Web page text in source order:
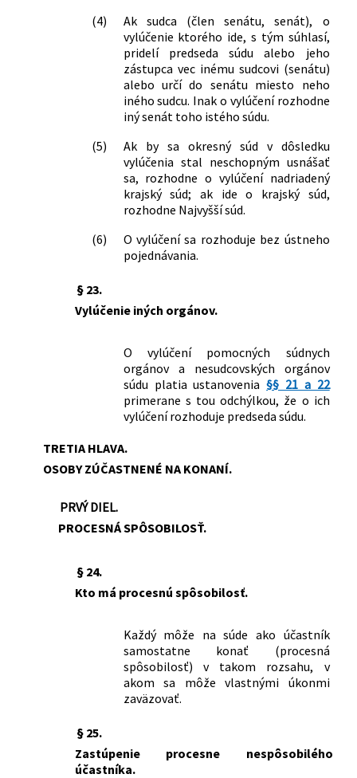
(4)
Ak sudca (člen senátu, senát), o
vylúčenie ktorého ide, s tým súhlasí,
pridelí predseda súdu alebo jeho
zástupca vec inému sudcovi (senátu)
alebo určí do senátu miesto neho
iného sudcu. Inak o vylúčení rozhodne
iný senát toho istého súdu.
(5)
Ak by sa okresný súd v dôsledku
vylúčenia stal neschopným usnášať
sa, rozhodne o vylúčení nadriadený
krajský súd; ak ide o krajský súd,
rozhodne Najvyšší súd.
(6)
O vylúčení sa rozhoduje bez ústneho
pojednávania.
§ 23.
Vylúčenie iných orgánov.
O vylúčení pomocných súdnych
orgánov a nesudcovských orgánov
súdu platia ustanovenia§§ 21 a 22
primerane s tou odchýlkou, že o ich
vylúčení rozhoduje predseda súdu.
TRETIA HLAVA.
OSOBY ZÚČASTNENÉ NA KONANÍ.
PRVÝ DIEL.
PROCESNÁ SPÔSOBILOSŤ.
§ 24.
Kto má procesnú spôsobilosť.
Každý môže na súde ako účastník
samostatne konať (procesná
spôsobilosť) v takom rozsahu, v
akom sa môže vlastnými úkonmi
zaväzovať.
§ 25.
Zastúpenie procesne nespôsobilého
účastníka.